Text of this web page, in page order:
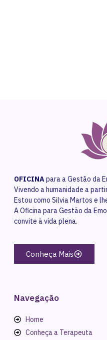
OFICINApara a Gestão da
Vivendo a humanidade a
Estou como Silvia Martos e
A Oficina para Gestão da
convite à vida plena.
Conheça Mais
Navegação
Home
Conheça a Terapeuta